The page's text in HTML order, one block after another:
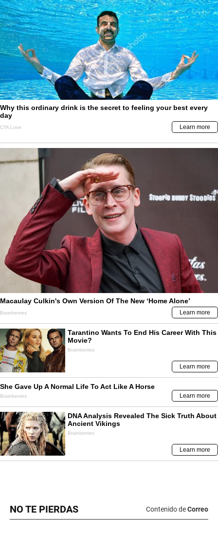
NO TE PIERDAS Contenido deCorreo